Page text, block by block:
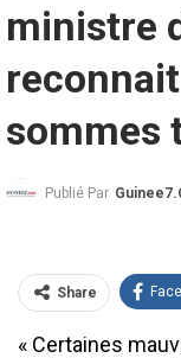
ministre
reconnait
sommes
Publié Par
Share
« Certaines